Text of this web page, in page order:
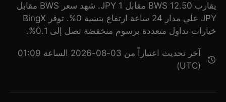
يقارب 12.50 BWS مقابل 1 JPY. شهد سعر BWS مقابل
JPY على مدار 24 ساعة ارتفاع بنسبة 0%. توفر BingX
خيارات تداول متعددة برسوم منخفضة تصل إلى 0.1%.
آخر تحديث اعتباراً من 03-08-2026 الساعة 01:09
(UTC)